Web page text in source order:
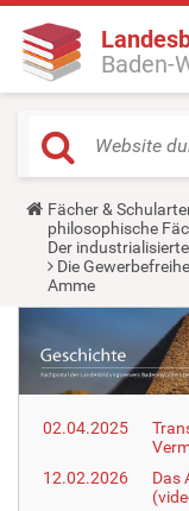
Baden-
Y
o
u
a
r
e
r
e
:
Fächer &
philosophische
Der
Die
Amme
02.04.2025
12.02.2026
Das